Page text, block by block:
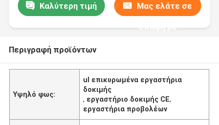
Καλύτερη τιμή Μας ελάτε σε
επαφή με
Περιγραφή προϊόντων
Υψηλό φως:
ul επικυρωμένα εργαστήρια
δοκιμής
, εργαστήριο δοκιμής CE,
εργαστήρια προβολέων